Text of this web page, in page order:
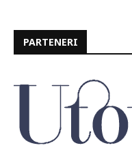
PARTENERI